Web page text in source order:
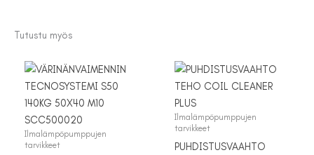
Tutustu myös
Ilmalämpöpumppujen
tarvikkeet
Ilmalämpöpumppujen
tarvikkeet
PUHDISTUSVAAHTO